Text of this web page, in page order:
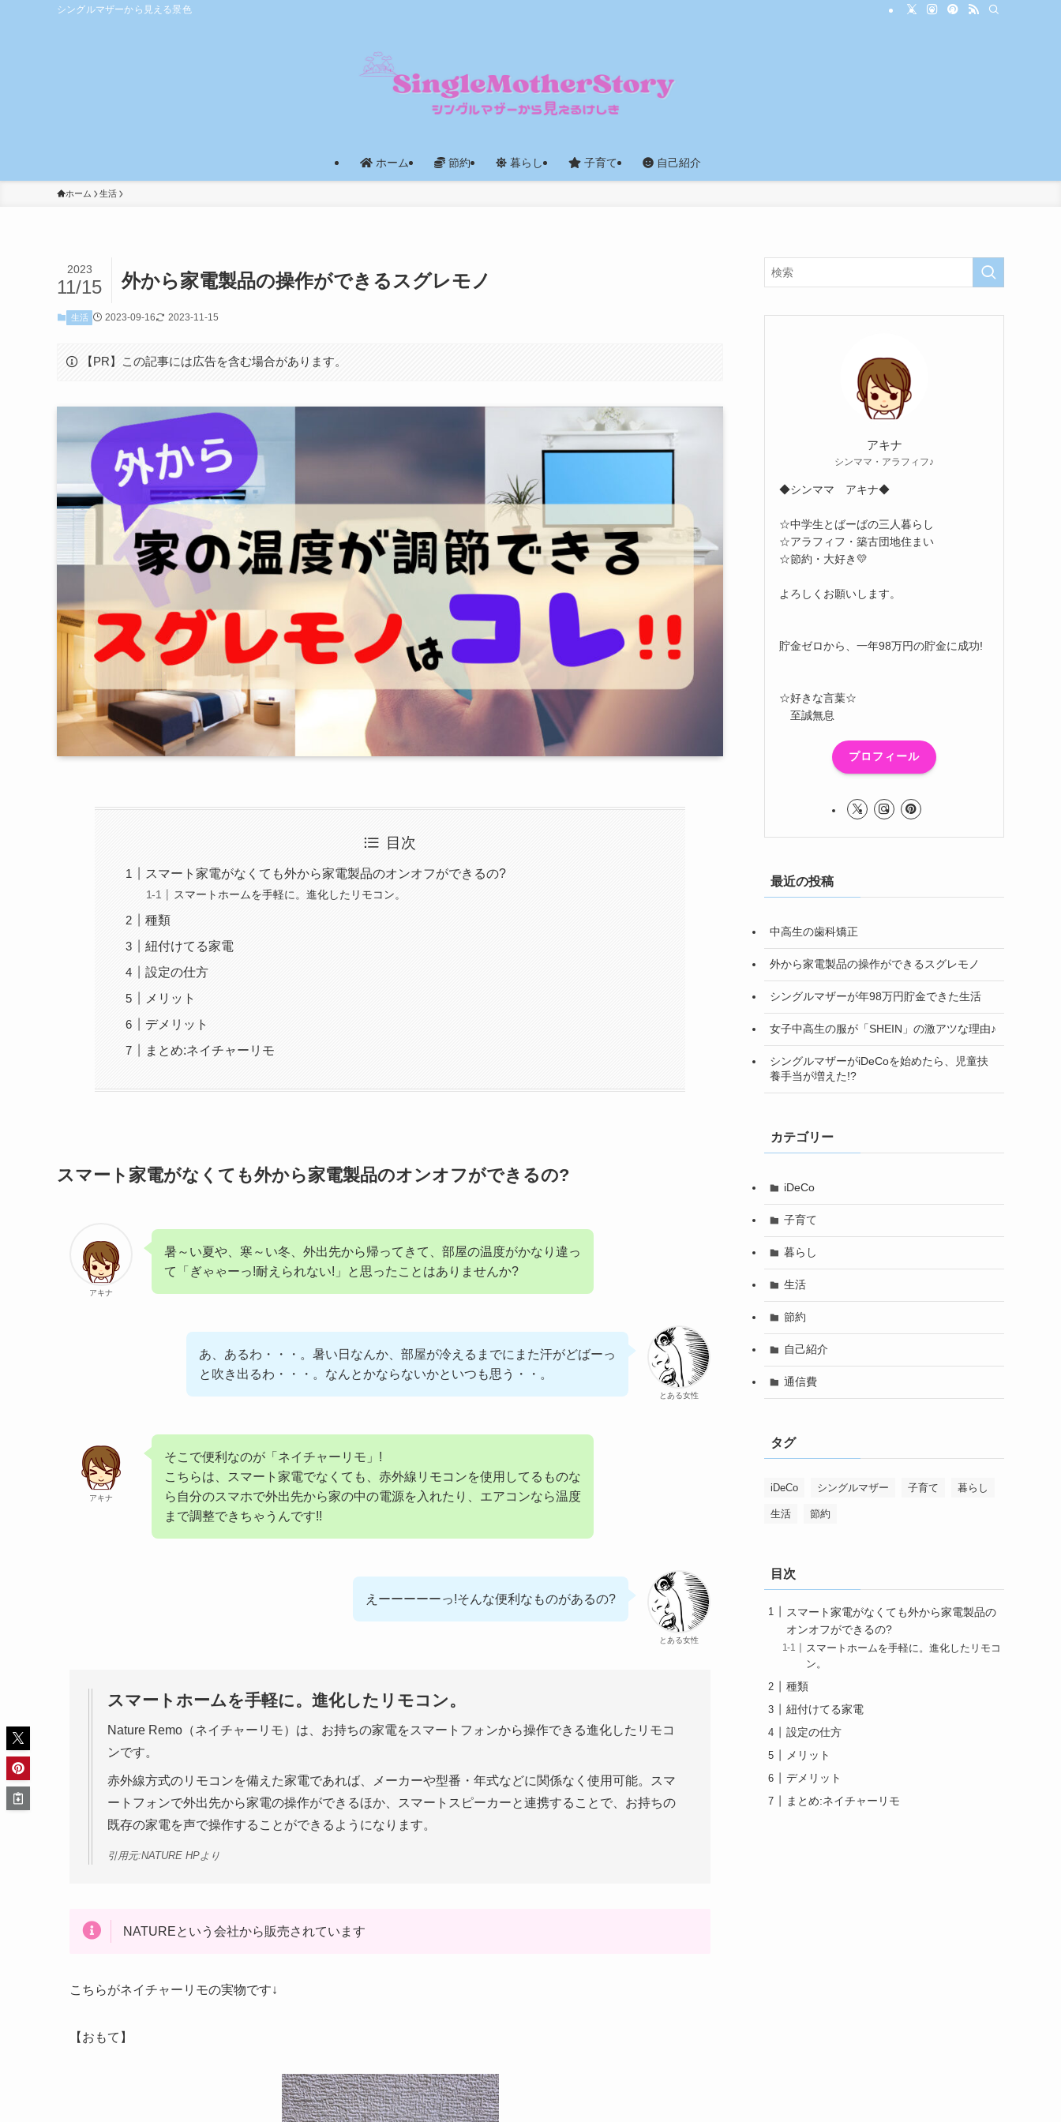
シングルマザーから見える景色
ホーム 節約 暮らし 子育て 自己紹介
ホーム 生活
外から家電製品の操作ができるスグレモノ
2023
11/15
生活 2023-09-16 2023-11-15
【PR】この記事には広告を含む場合があります。
目次
スマート家電がなくても外から家電製品のオンオフができるの?
スマートホームを手軽に。進化したリモコン。
種類
紐付けてる家電
設定の仕方
メリット
デメリット
まとめ:ネイチャーリモ
スマート家電がなくても外から家電製品のオンオフができるの?
アキナ
暑～い夏や、寒～い冬、外出先から帰ってきて、部屋の温度がかなり違っ
て「ぎゃゃーっ!耐えられない!」と思ったことはありませんか?
とある女性
あ、あるわ・・・。暑い日なんか、部屋が冷えるまでにまた汗がどばーっ
と吹き出るわ・・・。なんとかならないかといつも思う・・。
アキナ
そこで便利なのが「ネイチャーリモ」!
こちらは、スマート家電でなくても、赤外線リモコンを使用してるものな
ら自分のスマホで外出先から家の中の電源を入れたり、エアコンなら温度
まで調整できちゃうんです!!
とある女性
えーーーーーっ!そんな便利なものがあるの?
スマートホームを手軽に。進化したリモコン。
Nature Remo（ネイチャーリモ）は、お持ちの家電をスマートフォンから操作できる進化したリモコ
ンです。
赤外線方式のリモコンを備えた家電であれば、メーカーや型番・年式などに関係なく使用可能。スマ
ートフォンで外出先から家電の操作ができるほか、スマートスピーカーと連携することで、お持ちの
既存の家電を声で操作することができるようになります。
引用元:NATURE HPより
NATUREという会社から販売されています
こちらがネイチャーリモの実物です↓
【おもて】
アキナ
シンママ・アラフィフ♪
◆シンママ アキナ◆
☆中学生とばーばの三人暮らし
☆アラフィフ・築古団地住まい
☆節約・大好き💛
よろしくお願いします。
貯金ゼロから、一年98万円の貯金に成功!
☆好きな言葉☆
至誠無息
プロフィール
最近の投稿
中高生の歯科矯正
外から家電製品の操作ができるスグレモノ
シングルマザーが年98万円貯金できた生活
女子中高生の服が「SHEIN」の激アツな理由♪
シングルマザーがiDeCoを始めたら、児童扶
養手当が増えた!?
カテゴリー
iDeCo
子育て
暮らし
生活
節約
自己紹介
通信費
タグ
iDeCo シングルマザー 子育て 暮らし
生活 節約
目次
スマート家電がなくても外から家電製品の
オンオフができるの?
スマートホームを手軽に。進化したリモコ
ン。
種類
紐付けてる家電
設定の仕方
メリット
デメリット
まとめ:ネイチャーリモ